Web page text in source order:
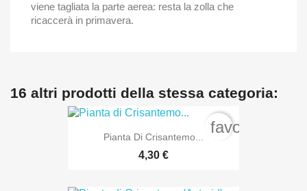
viene tagliata la parte aerea: resta la zolla che
ricaccerà in primavera.
16 altri prodotti della stessa categoria:
Pianta Di Crisantemo...
4,30 €